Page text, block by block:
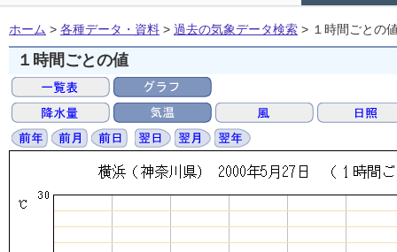
ホーム > 各種データ・資料 > 過去の気象データ検索 > １時間ごとの
１時間ごとの値